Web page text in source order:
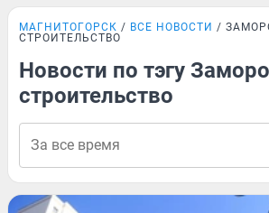
МАГНИТОГОРСК ВСЕ НОВОСТИ
СТРОИТЕЛЬСТВО
Новости по тэгу
строительство